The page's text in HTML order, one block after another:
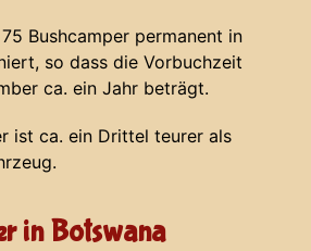
Bushcamper permanent in
so dass die Vorbuchzeit
ca. ein Jahr beträgt.
ist ca. ein Drittel teurer als
in Botswana